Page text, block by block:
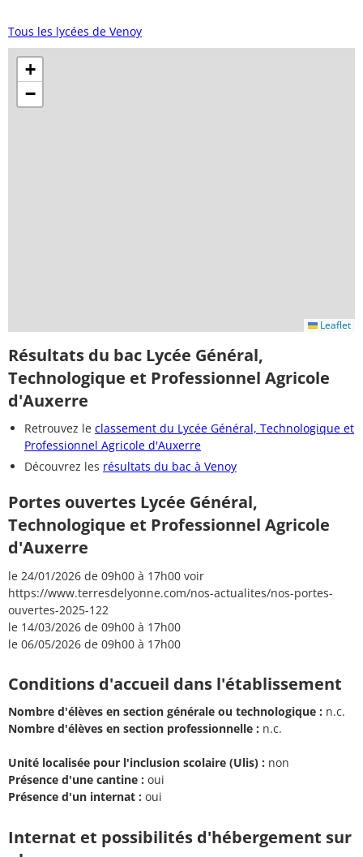
Tous les lycées de Venoy
+
−
Leaflet
Résultats du bac Lycée Général,
Technologique et Professionnel Agricole
d'Auxerre
Retrouvez le classement du Lycée Général, Technologique et
Professionnel Agricole d'Auxerre
Découvrez les résultats du bac à Venoy
Portes ouvertes Lycée Général,
Technologique et Professionnel Agricole
d'Auxerre
le 24/01/2026 de 09h00 à 17h00 voir
https://www.terresdelyonne.com/nos-actualites/nos-portes-
ouvertes-2025-122
le 14/03/2026 de 09h00 à 17h00
le 06/05/2026 de 09h00 à 17h00
Conditions d'accueil dans l'établissement
Nombre d'élèves en section générale ou technologique : n.c.
Nombre d'élèves en section professionnelle : n.c.
Unité localisée pour l'inclusion scolaire (Ulis) : non
Présence d'une cantine : oui
Présence d'un internat : oui
Internat et possibilités d'hébergement sur